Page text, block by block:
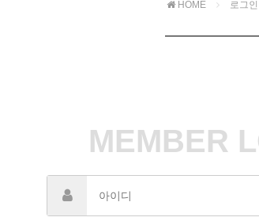
HOME 로그인
MEMBER